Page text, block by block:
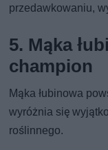
przedawkowaniu,
5. Mąka
champion
Mąka łubinowa
wyróżnia się
roślinnego.